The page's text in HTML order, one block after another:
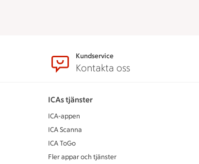
Kundservice
Kontakta oss
ICAs tjänster
ICA-appen
ICA Scanna
ICA ToGo
Fler appar och tjänster